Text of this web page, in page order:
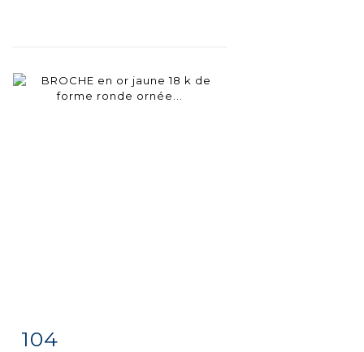
Item detail
104